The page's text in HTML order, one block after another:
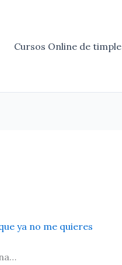
Cursos Online de timple